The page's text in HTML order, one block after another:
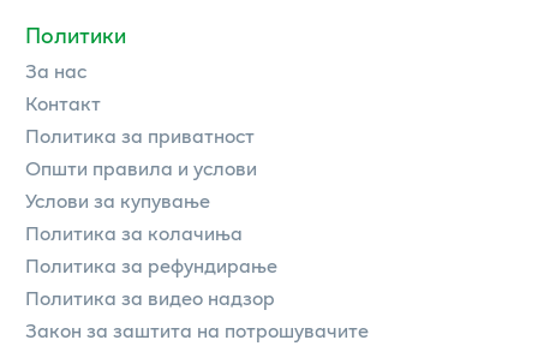
Политики
За нас
Контакт
Политика за приватност
Општи правила и услови
Услови за купување
Политика за колачиња
Политика за рефундирање
Политика за видео надзор
Закон за заштита на потрошувачите